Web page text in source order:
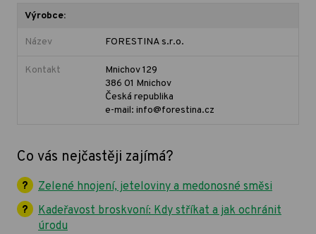
Výrobce:
Název FORESTINA s.r.o.
Kontakt
Mnichov 129
386 01 Mnichov
Česká republika
e-mail: info@forestina.cz
Co vás nejčastěji zajímá?
Zelené hnojení, jeteloviny a medonosné směsi
Kadeřavost broskvoní: Kdy stříkat a jak ochránit
úrodu